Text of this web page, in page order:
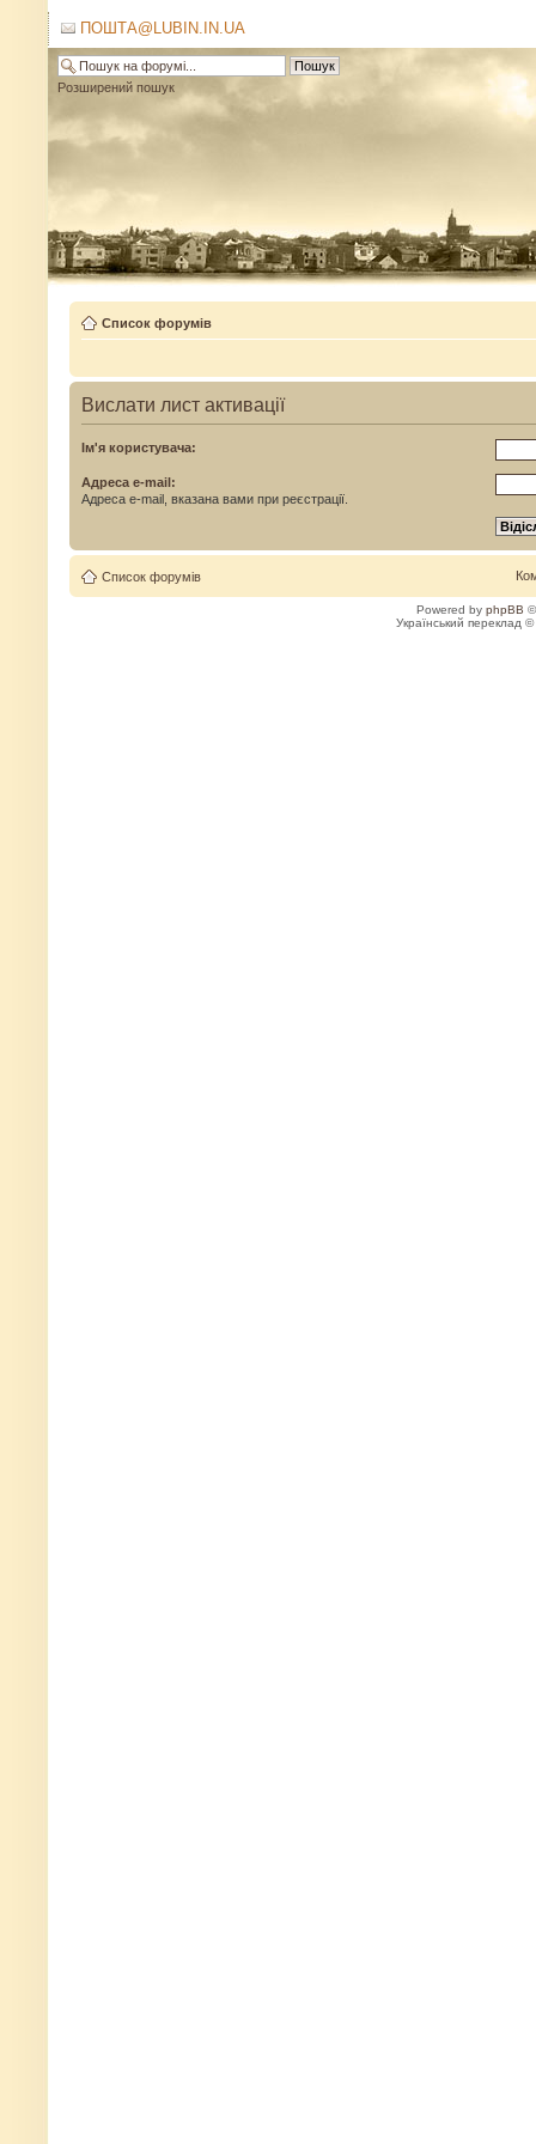
ПОШТА@LUBIN.IN.UA
Розширений пошук
Список форумів
Вислати лист активації
Ім'я користувача:
Адреса e-mail:
Адреса e-mail, вказана вами при реєстрації.
Список форумів
Powered by phpBB
Український переклад